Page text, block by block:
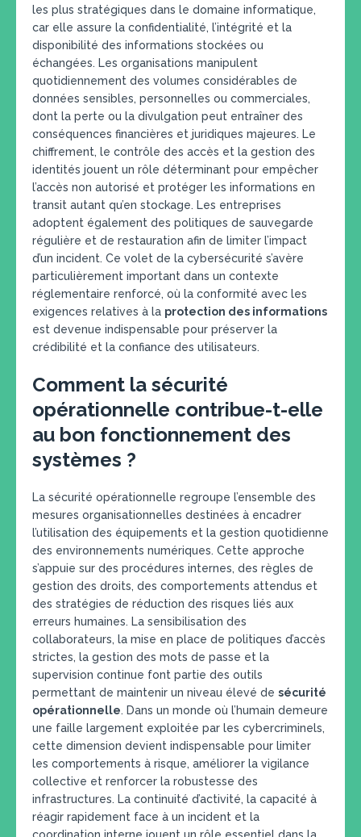
les plus stratégiques dans le domaine informatique,
car elle assure la confidentialité, l’intégrité et la
disponibilité des informations stockées ou
échangées. Les organisations manipulent
quotidiennement des volumes considérables de
données sensibles, personnelles ou commerciales,
dont la perte ou la divulgation peut entraîner des
conséquences financières et juridiques majeures. Le
chiffrement, le contrôle des accès et la gestion des
identités jouent un rôle déterminant pour empêcher
l’accès non autorisé et protéger les informations en
transit autant qu’en stockage. Les entreprises
adoptent également des politiques de sauvegarde
régulière et de restauration afin de limiter l’impact
d’un incident. Ce volet de la cybersécurité s’avère
particulièrement important dans un contexte
réglementaire renforcé, où la conformité avec les
exigences relatives à la protection des informations
est devenue indispensable pour préserver la
crédibilité et la confiance des utilisateurs.
Comment la sécurité
opérationnelle contribue-t-elle
au bon fonctionnement des
systèmes ?
La sécurité opérationnelle regroupe l’ensemble des
mesures organisationnelles destinées à encadrer
l’utilisation des équipements et la gestion quotidienne
des environnements numériques. Cette approche
s’appuie sur des procédures internes, des règles de
gestion des droits, des comportements attendus et
des stratégies de réduction des risques liés aux
erreurs humaines. La sensibilisation des
collaborateurs, la mise en place de politiques d’accès
strictes, la gestion des mots de passe et la
supervision continue font partie des outils
permettant de maintenir un niveau élevé de sécurité
opérationnelle. Dans un monde où l’humain demeure
une faille largement exploitée par les cybercriminels,
cette dimension devient indispensable pour limiter
les comportements à risque, améliorer la vigilance
collective et renforcer la robustesse des
infrastructures. La continuité d’activité, la capacité à
réagir rapidement face à un incident et la